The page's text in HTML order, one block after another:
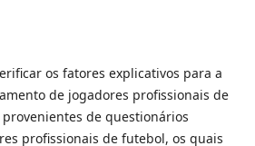
os fatores explicativos para a
de jogadores profissionais de
de questionários
profissionais de futebol, os quais